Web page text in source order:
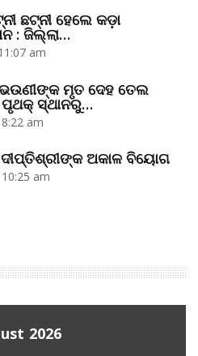
ଛଟ୍‌ନୀ ହେଲେ କଡ଼ା
: ଜିଲ୍ଲା…
am
ମୃତ ଦେହ ତେଲ
ସ୍ଥାନରୁ…
am
ଅକାଳ ବିୟୋଗ
am
2026